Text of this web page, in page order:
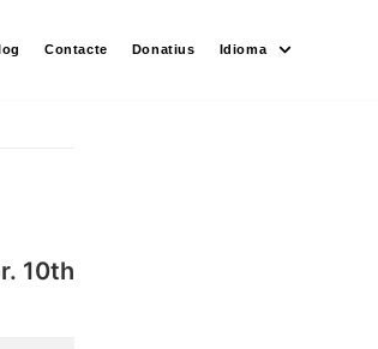
Contacte Donatius Idioma
10th